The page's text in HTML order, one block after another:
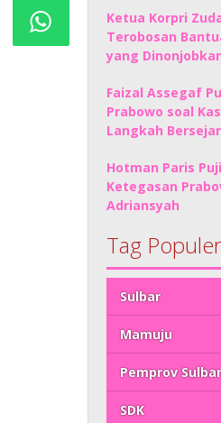
Ketua Korpri
Terobosan
yang
Faizal Assegaf
Prabowo soal
Langkah
Hotman Paris Puji
Ketegasan
Adriansyah
Tag Populer
Sulbar
Mamuju
Pemprov
SDK